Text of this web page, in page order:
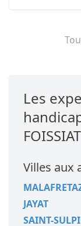
Les
FOISSIAT
Villes aux
JAYAT
SAINT-